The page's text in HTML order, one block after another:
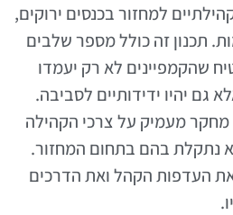
למחזור בכנסים ירוקים,
תכנון זה כולל מספר שלבים
שהקמפיינים לא רק יעמדו
גם יהיו ידידותיים לסביבה.
מעמיק על צרכי הקהילה
נתקלת בהם בתחום המחזור.
העדפות הקהל ואת הדרכים